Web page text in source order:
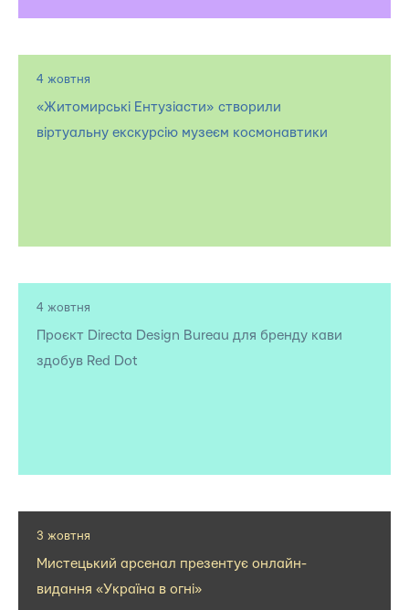
4 жовтня
«Житомирські Ентузіасти» створили
віртуальну екскурсію музеєм космонавтики
4 жовтня
Проєкт Directa Design Bureau для бренду кави
здобув Red Dot
3 жовтня
Мистецький арсенал презентує онлайн-
видання «Україна в огні»